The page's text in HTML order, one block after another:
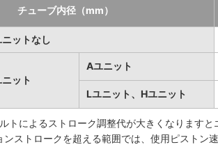
チューブ内径（mm）
ットなし
ット
Aユニット
Lユニット、Hユニット
トによるストローク調整代が大きくなります
ンストロークを超える範囲では、使用ピストン